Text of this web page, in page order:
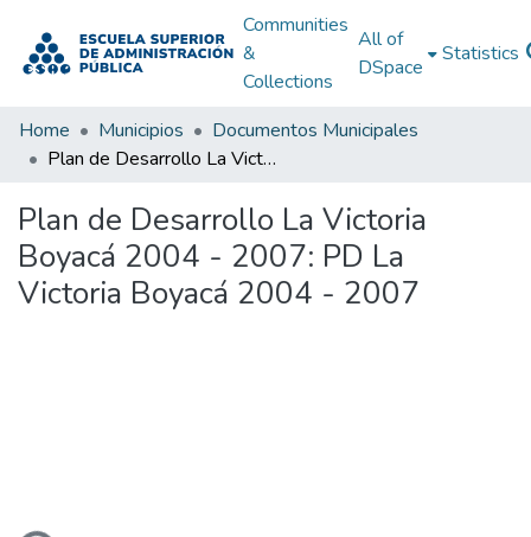
Communities
&
Collections
All of
DSpace
Statistics
Home Municipios
Documentos Municipales
Plan de Desarrollo La Victoria Boyacá 2004 - 2007: PD La Victoria Boyacá 2004 - 2007
Plan de Desarrollo La Victoria
Boyacá 2004 - 2007: PD La
Victoria Boyacá 2004 - 2007